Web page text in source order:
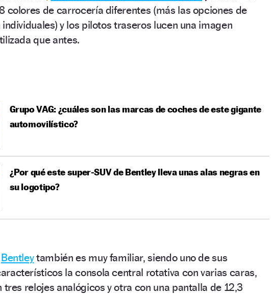
colores de carrocería diferentes (más las opciones de
y los pilotos traseros lucen una imagen
que antes.
Grupo VAG: ¿cuáles son las marcas de coches de este gigante
automovilístico?
¿Por qué este super-SUV de Bentley lleva unas alas negras en
su logotipo?
Bentleytambién es muy familiar, siendo uno de sus
la consola central rotativa con varias caras,
tres relojes analógicos y otra con una pantalla de 12,3